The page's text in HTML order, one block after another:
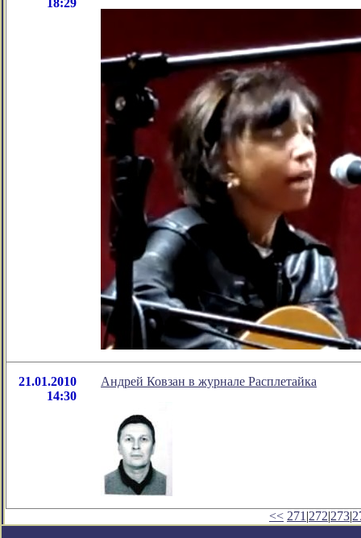
18:29
21.01.2010
14:30
Андрей Ковзан в журнале Расплетайка
<< 271 |272|273|